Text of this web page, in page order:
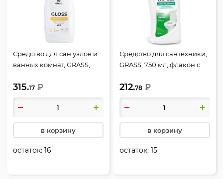
Средство для сан.узлов и
ванных комнат, GRASS,
распылителем,
Professional, 125533
315.17 ₽
в корзину
остаток:16
Средство для сантехники,
GRASS, 750 мл, флакон с
212.78 ₽
в корзину
остаток:15